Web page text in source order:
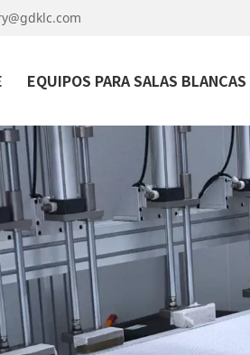
EQUIPOS PARA SALAS BLANCAS